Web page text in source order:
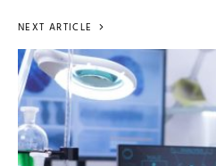
NEXT ARTICLE